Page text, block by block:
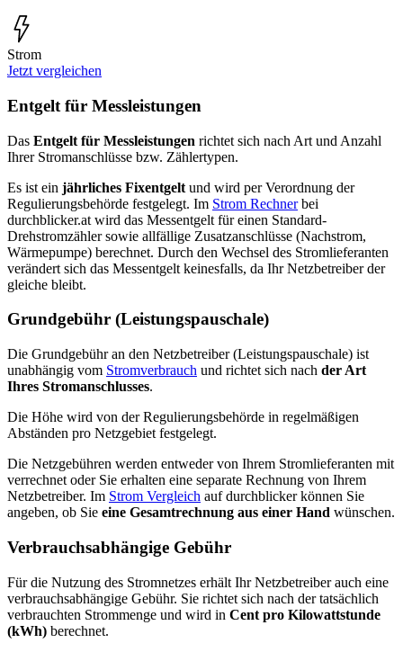
Strom
Jetzt vergleichen
Entgelt für Messleistungen
Das Entgelt für Messleistungen richtet sich nach Art und Anzahl
Ihrer Stromanschlüsse bzw. Zählertypen.
Es ist ein jährliches Fixentgelt und wird per Verordnung der
Regulierungsbehörde festgelegt. Im Strom Rechnerbei
durchblicker.at wird das Messentgelt für einen Standard-
Drehstromzähler sowie allfällige Zusatzanschlüsse (Nachstrom,
Wärmepumpe) berechnet. Durch den Wechsel des Stromlieferanten
verändert sich das Messentgelt keinesfalls, da Ihr Netzbetreiber der
gleiche bleibt.
Grundgebühr (Leistungspauschale)
Die Grundgebühr an den Netzbetreiber (Leistungspauschale) ist
unabhängig vom Stromverbrauch und richtet sich nach der Art
Ihres Stromanschlusses.
Die Höhe wird von der Regulierungsbehörde in regelmäßigen
Abständen pro Netzgebiet festgelegt.
Die Netzgebühren werden entweder von Ihrem Stromlieferanten mit
verrechnet oder Sie erhalten eine separate Rechnung von Ihrem
Netzbetreiber. Im Strom Vergleich auf durchblicker können Sie
angeben, ob Sie eine Gesamtrechnung aus einer Hand wünschen.
Verbrauchsabhängige Gebühr
Für die Nutzung des Stromnetzes erhält Ihr Netzbetreiber auch eine
verbrauchsabhängige Gebühr. Sie richtet sich nach der tatsächlich
verbrauchten Strommenge und wird in Cent pro Kilowattstunde
(kWh) berechnet.